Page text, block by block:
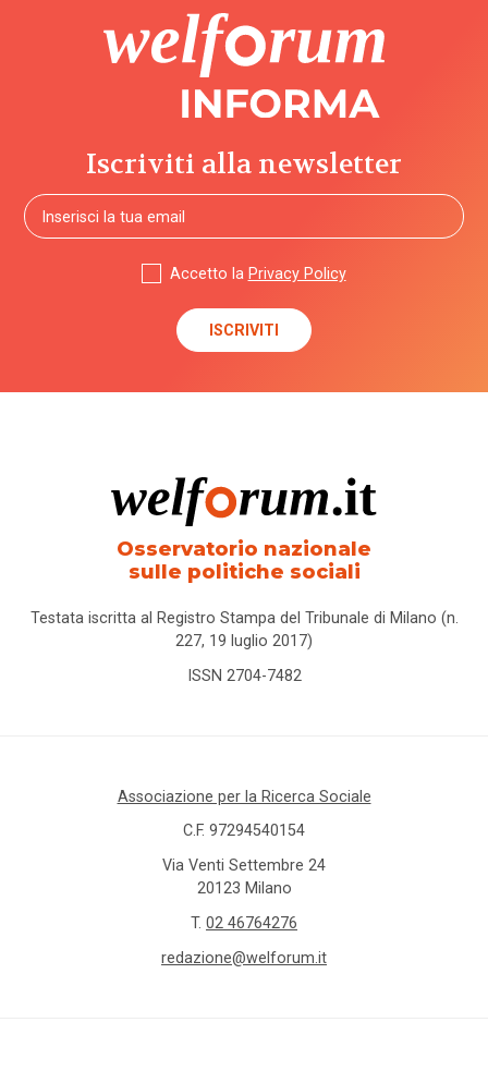
Iscriviti alla newsletter
Accetto la Privacy Policy
Osservatorio nazionale
sulle politiche sociali
Testata iscritta al Registro Stampa del Tribunale di Milano (n.
227, 19 luglio 2017)
ISSN 2704-7482
Associazione per la Ricerca Sociale
C.F. 97294540154
Via Venti Settembre 24
20123 Milano
T. 02 46764276
redazione@welforum.it